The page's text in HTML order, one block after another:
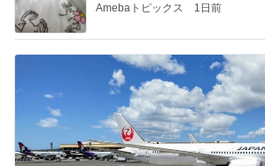
Amebaトピックス 1日前